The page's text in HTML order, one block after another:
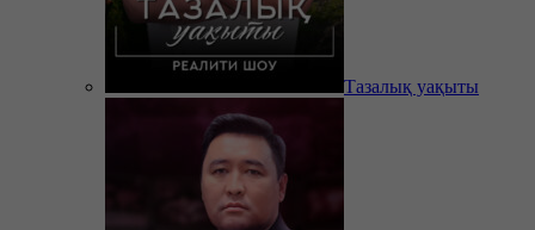
Тазалық уақыты